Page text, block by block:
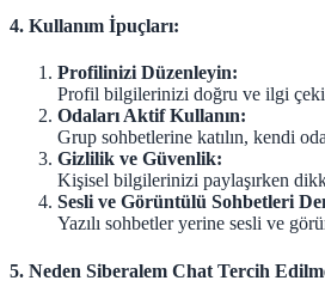
4. Kullanım İpuçları:
Profilinizi Düzenleyin:
Profil bilgilerinizi doğru ve ilgi
Odaları Aktif Kullanın:
Grup sohbetlerine katılın, kendi
Gizlilik ve Güvenlik:
Kişisel bilgilerinizi paylaşırken
Sesli ve Görüntülü Sohbetleri
Yazılı sohbetler yerine sesli ve
5. Neden Siberalem Chat Tercih